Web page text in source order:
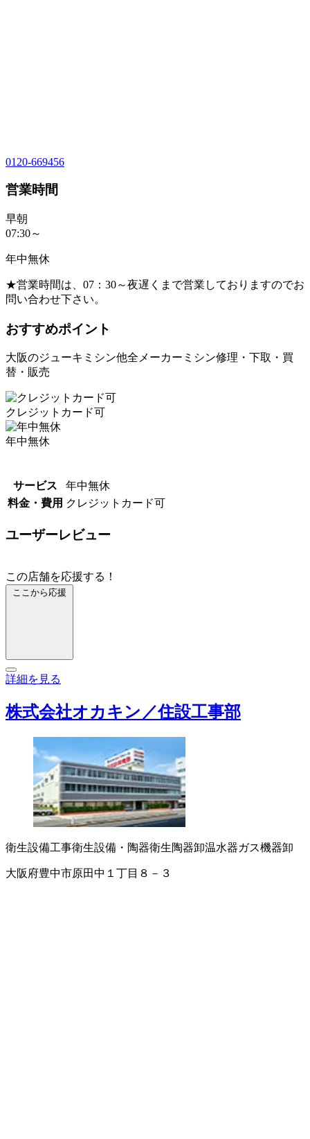
0120-669456
営業時間
早朝
07:30～
年中無休
★営業時間は、07：30～夜遅くまで営業しておりますのでお
問い合わせ下さい。
おすすめポイント
大阪のジューキミシン他全メーカーミシン修理・下取・買
替・販売
クレジットカード可
年中無休
サービス
年中無休
料金・費用 クレジットカード可
ユーザーレビュー
この店舗を応援する！
ここから応援
詳細を見る
株式会社オカキン／住設工事部
衛生設備工事衛生設備・陶器衛生陶器卸温水器ガス機器卸
大阪府豊中市原田中１丁目８－３